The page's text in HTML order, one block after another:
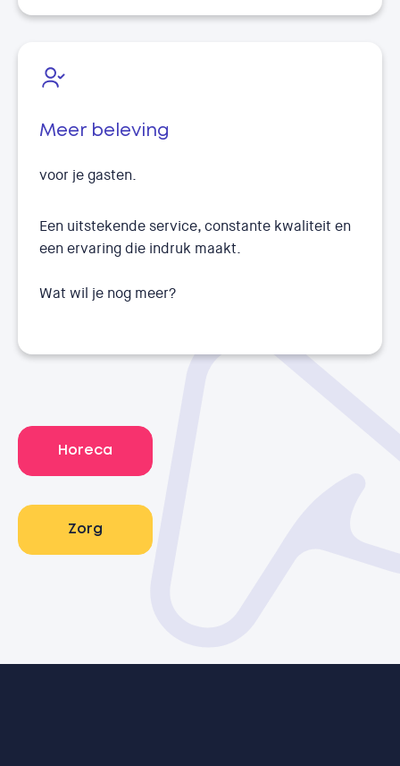
Meer beleving
voor je gasten.
Een uitstekende service, constante kwaliteit en
een ervaring die indruk maakt.
Wat wil je nog meer?
Horeca
Zorg